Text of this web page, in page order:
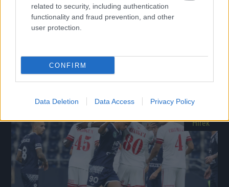
related to security, including authentication
functionality and fraud prevention, and other
user protection.
CONFIRM
Data Deletion Data Access Privacy Policy
Az NB I-et, az NB II-t és az NB III-at is érinti a hétfői döntés.
Hírek